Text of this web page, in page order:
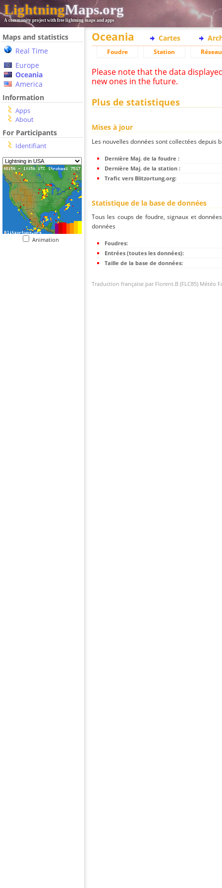
LightningMaps.org
A community project with free lightning maps and apps
Maps and statistics
Real Time
Europe
Oceania
America
Information
Apps
About
For Participants
Identifiant
Animation
Oceania Cartes
Foudre Station Réseau
Please note that the data
new ones in the future.
Plus de statistiques
Mises à jour
Les nouvelles données sont collectées
Dernière Maj. de la foudre :
Dernière Maj. de la station :
Trafic vers Blitzortung.org:
Statistique de la base de données
Tous les coups de foudre, signaux et
données
Foudres:
Entrées (toutes les données):
Taille de la base de données:
Traduction française par Florent.B (FLC85) Météo